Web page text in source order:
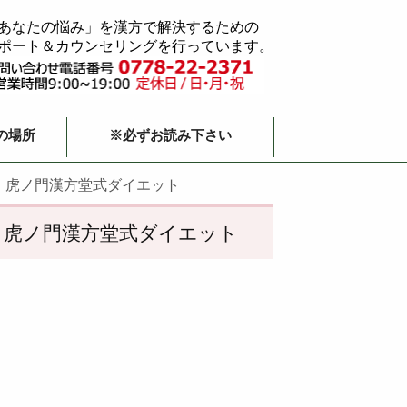
なたの悩み」を漢方で解決するための
ート＆カウンセリングを行っています。
場所 ※必ずお読み下さい
ノ門漢方堂式ダイエット
ノ門漢方堂式ダイエット